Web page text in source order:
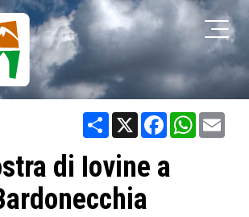
Share X Facebook
di Iovine a